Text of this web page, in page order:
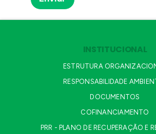
INSTITUCIONAL
ESTRUTURA
RESPONSABILIDADE
DOCUMENTOS
COFINANCIAMENTO
PRR - PLANO DE RECUPERAÇÃO E